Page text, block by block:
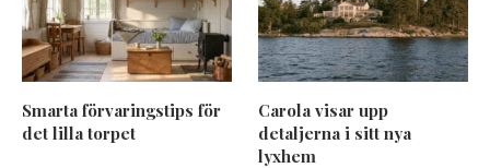
Smarta förvaringstips för
det lilla torpet
Carola visar upp
detaljerna i sitt nya
lyxhem